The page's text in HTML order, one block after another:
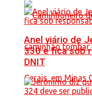
Anel viário de
330 e fica sob
DNIT